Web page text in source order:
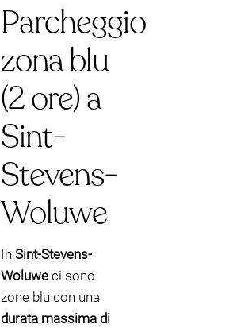
Parcheggio
zona blu
(2 ore) a
Sint-
Stevens-
Woluwe
In Sint-Stevens-
Woluwe ci sono
zone blu con una
durata massima di